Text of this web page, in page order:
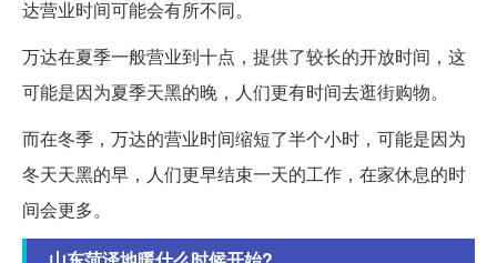
达营业时间可能会有所不同。
万达在夏季一般营业到十点，提供了较长的开放时间，这
可能是因为夏季天黑的晚，人们更有时间去逛街购物。
而在冬季，万达的营业时间缩短了半个小时，可能是因为
冬天天黑的早，人们更早结束一天的工作，在家休息的时
间会更多。